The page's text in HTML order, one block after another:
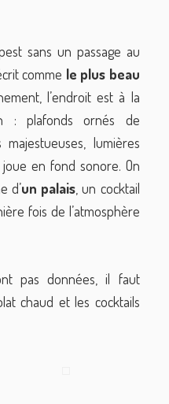
sans un passage au
comme le plus beau
l’endroit est à la
: plafonds ornés de
lumières
en fond sonore. On
d’un palais , un cocktail
fois de l’atmosphère
pas données, il faut
chaud et les cocktails